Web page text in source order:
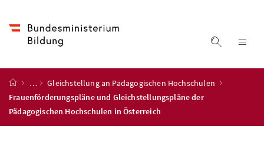
Suche
Startseite
…
Gleichstellung an Pädagogischen Hochschulen
Frauenförderungspläne und Gleichstellungspläne der
Pädagogischen Hochschulen in Österreich